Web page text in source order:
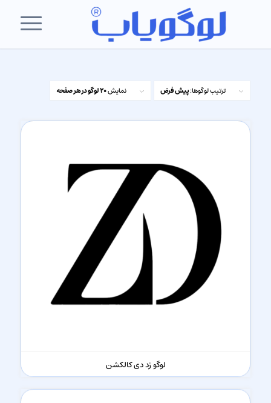
ترتیب لوگوها:پیش فرض نمایش20 لوگو در هر صفحه
لوگو زد دی کالکشن